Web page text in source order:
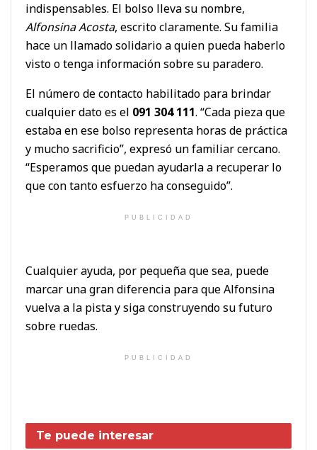
indispensables. El bolso lleva su nombre,
Alfonsina Acosta, escrito claramente. Su familia
hace un llamado solidario a quien pueda haberlo
visto o tenga información sobre su paradero.
El número de contacto habilitado para brindar
cualquier dato es el 091 304 111. “Cada pieza que
estaba en ese bolso representa horas de práctica
y mucho sacrificio”, expresó un familiar cercano.
“Esperamos que puedan ayudarla a recuperar lo
que con tanto esfuerzo ha conseguido”.
PUBLICIDAD
Cualquier ayuda, por pequeña que sea, puede
marcar una gran diferencia para que Alfonsina
vuelva a la pista y siga construyendo su futuro
sobre ruedas.
PUBLICIDAD
Te puede interesar